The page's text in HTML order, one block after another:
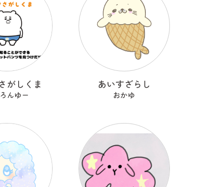
がしくま
んゆー
あいすざらし
おかゆ